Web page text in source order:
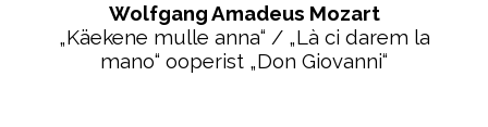
Wolfgang Amadeus Mozart
„Käekene mulle anna“ / „Là ci darem la
mano“ ooperist „Don Giovanni“